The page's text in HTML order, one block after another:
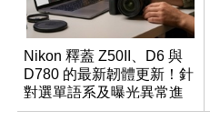
Nikon 釋蓋 Z50II、D6 與
D780 的最新韌體更新！針
對選單語系及曝光異常進
行修復